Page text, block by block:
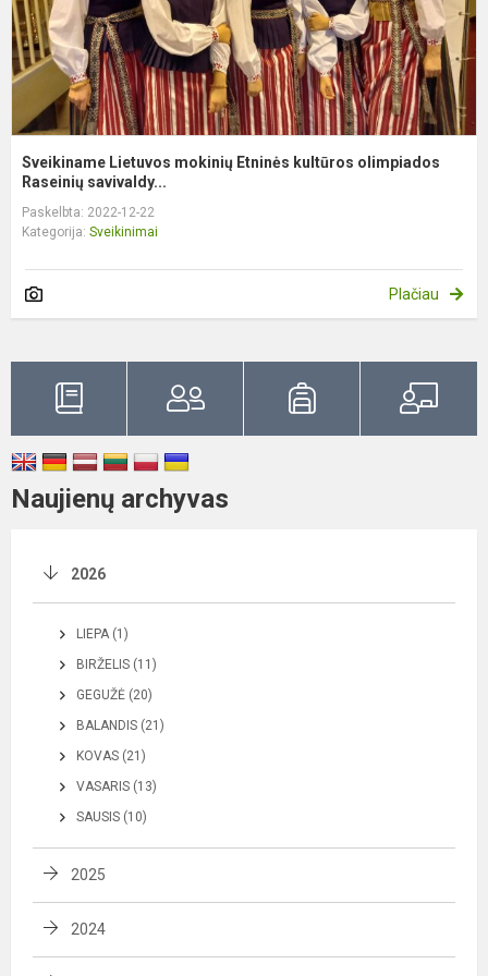
Sveikiname Lietuvos mokinių Etninės kultūros olimpiados
Raseinių savivaldy...
Paskelbta: 2022-12-22
Kategorija: Sveikinimai
Plačiau
Naujienų archyvas
2026
LIEPA (1)
BIRŽELIS (11)
GEGUŽĖ (20)
BALANDIS (21)
KOVAS (21)
VASARIS (13)
SAUSIS (10)
2025
2024